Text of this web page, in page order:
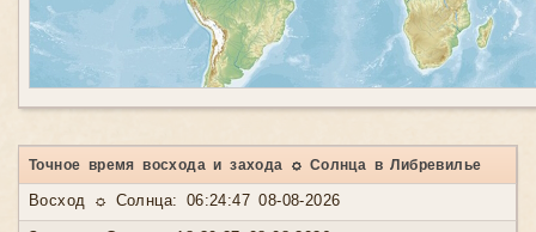
Точное время восхода и захода ☼ Солнца в Либревилье
Восход ☼ Солнца: 06:24:47 08-08-2026